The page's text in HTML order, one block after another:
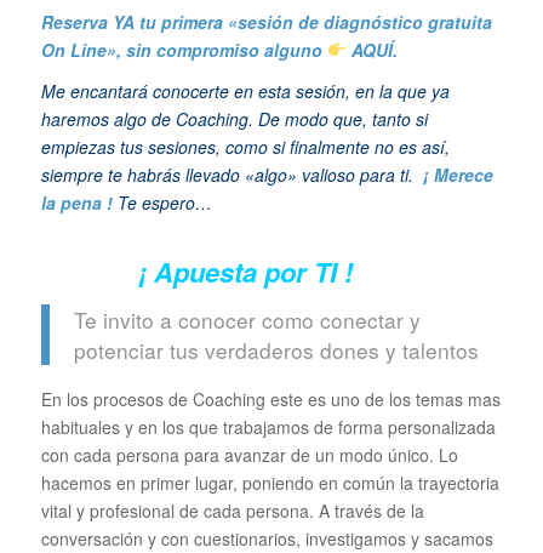
Reserva YA tu primera «sesión de diagnóstico gratuita
On Line», sin compromiso alguno
AQUÍ.
Me encantará conocerte en esta sesión, en la que ya
haremos algo de Coaching. De modo que, tanto si
empiezas tus sesiones, como si finalmente no es así,
siempre te habrás llevado «algo» valioso para ti. ¡ Merece
la pena ! Te espero…
¡ Apuesta por TI !
Te invito a conocer como conectar y
potenciar tus verdaderos dones y talentos
En los procesos de Coaching este es uno de los temas mas
habituales y en los que trabajamos de forma personalizada
con cada persona para avanzar de un modo único. Lo
hacemos en primer lugar, poniendo en común la trayectoria
vital y profesional de cada persona. A través de la
conversación y con cuestionarios, investigamos y sacamos